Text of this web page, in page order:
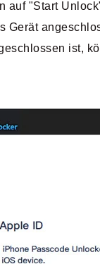
auf "Start
Gerät
ist,